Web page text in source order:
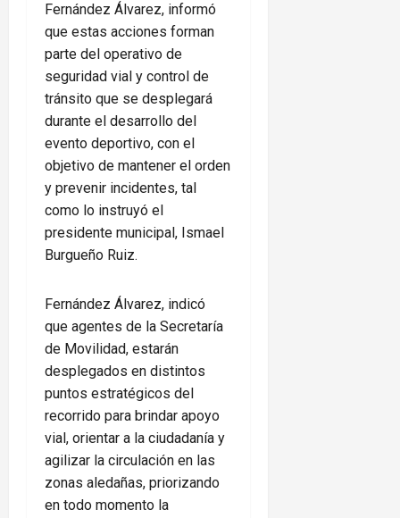
Fernández Álvarez, informó
que estas acciones forman
parte del operativo de
seguridad vial y control de
tránsito que se desplegará
durante el desarrollo del
evento deportivo, con el
objetivo de mantener el orden
y prevenir incidentes, tal
como lo instruyó el
presidente municipal, Ismael
Burgueño Ruiz.
Fernández Álvarez, indicó
que agentes de la Secretaría
de Movilidad, estarán
desplegados en distintos
puntos estratégicos del
recorrido para brindar apoyo
vial, orientar a la ciudadanía y
agilizar la circulación en las
zonas aledañas, priorizando
en todo momento la